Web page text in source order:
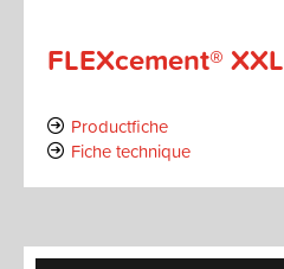
FLEXcement® XXL
Productfiche
Fiche technique